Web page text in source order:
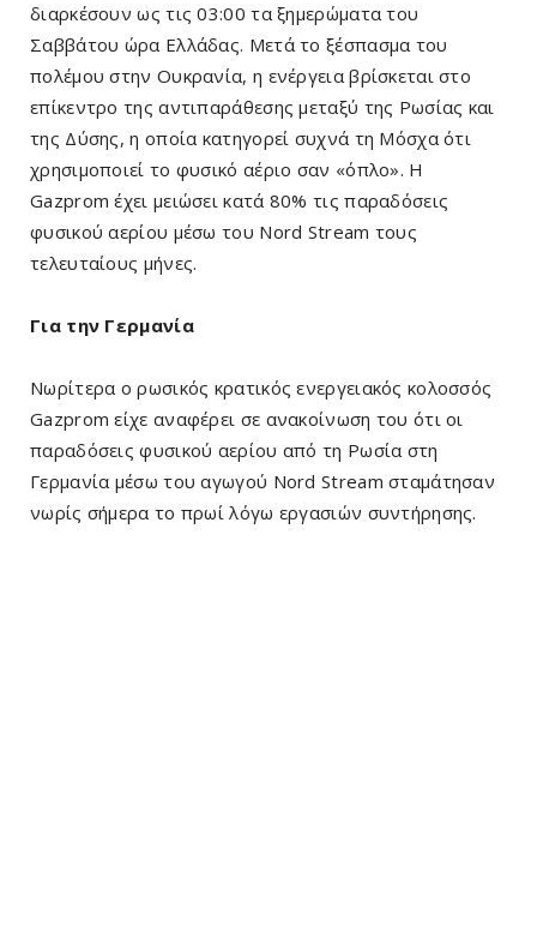
διαρκέσουν ως τις 03:00 τα ξημερώματα του
Σαββάτου ώρα Ελλάδας. Μετά το ξέσπασμα του
πολέμου στην Ουκρανία, η ενέργεια βρίσκεται στο
επίκεντρο της αντιπαράθεσης μεταξύ της Ρωσίας και
της Δύσης, η οποία κατηγορεί συχνά τη Μόσχα ότι
χρησιμοποιεί το φυσικό αέριο σαν «όπλο». Η
Gazprom έχει μειώσει κατά 80% τις παραδόσεις
φυσικού αερίου μέσω του Nord Stream τους
τελευταίους μήνες.
Για την Γερμανία
Νωρίτερα ο ρωσικός κρατικός ενεργειακός κολοσσός
Gazprom είχε αναφέρει σε ανακοίνωση του ότι οι
παραδόσεις φυσικού αερίου από τη Ρωσία στη
Γερμανία μέσω του αγωγού Nord Stream σταμάτησαν
νωρίς σήμερα το πρωί λόγω εργασιών συντήρησης.